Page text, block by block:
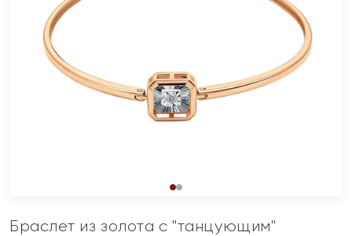
Браслет из золота с "танцующим"